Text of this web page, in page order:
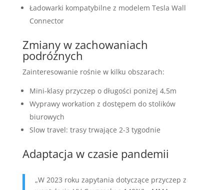
Ładowarki kompatybilne z modelem Tesla Wall
Connector
Zmiany w zachowaniach
podróżnych
Zainteresowanie rośnie w kilku obszarach:
Mini-klasy przyczep o długości poniżej 4,5m
Wyprawy workation z dostępem do stolików
biurowych
Slow travel: trasy trwające 2-3 tygodnie
Adaptacja w czasie pandemii
„W 2023 roku zapytania dotyczące przyczep z